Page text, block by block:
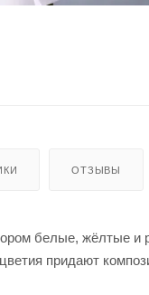
ОТЗЫВЫ
белые, жёлтые и
придают